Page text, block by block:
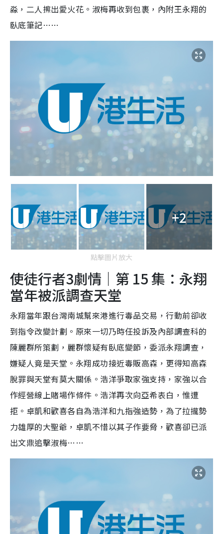
淼，二人擦出愛火花。淑梅再收到包裹，內附王永翔的
臥底筆記……
+2
點擊圖片放大
使徒行者3劇情｜第 15 集：永翔
當年被派調查天堂
永翔當年跟台灣南城幫來港進行毒品交易，行動前卻收
到指令改變計劃。原來一切乃時任投訴及內部調查科的
陳麗群所策劃，麗群懷疑有臥底變節，委派永翔調查，
嫌疑人竟是天堂。永翔成功接近毒販高森，更得知高森
脫罪與天堂有莫大關係。浩洋爭取家強支持，家強以合
作經營線上賭場作條件。浩洋再次向亞希表白，惟遭
拒。卓凱和歡喜各自為浩洋和九指強造勢，為了拉攏勢
力雄厚的大聖爺，卓凱不惜以其子作要脅，歡喜卻已派
出文鼎追擊淑梅……